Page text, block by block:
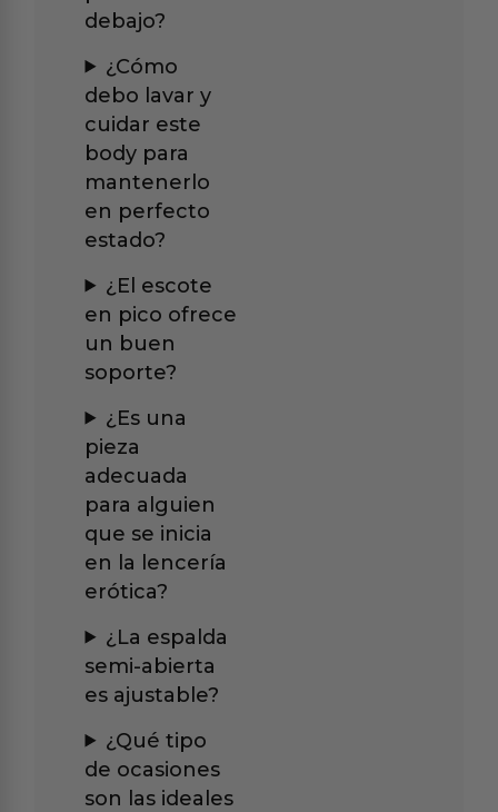
debajo?
¿Cómo
debo lavar y
cuidar este
body para
mantenerlo
en perfecto
estado?
¿El escote
en pico ofrece
un buen
soporte?
¿Es una
pieza
adecuada
para alguien
que se inicia
en la lencería
erótica?
¿La espalda
semi-abierta
es ajustable?
¿Qué tipo
de ocasiones
son las ideales